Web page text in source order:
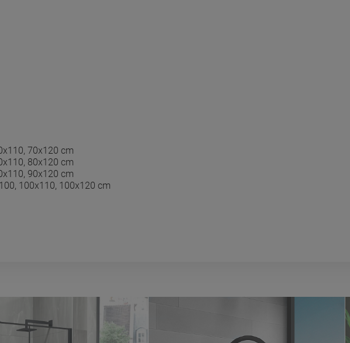
70x120 cm
80x120 cm
90x120 cm
100x110, 100x120 cm